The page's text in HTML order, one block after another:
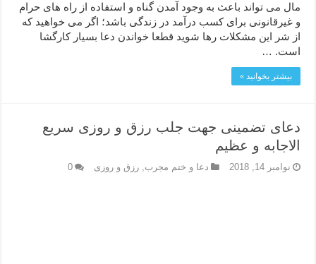
مال می تواند باعث به وجود آمدن گناه و استفاده از راه های حرام
و غیرقانونی برای کسب درآمد در زندگی باشد؛ اگر می خواهید که
از شر این مشکلات رها شوید قطعا خواندن دعا بسیار کارگشا
است. …
بیشتر بخوانید »
دعای تضمینی جهت جلب رزق و روزی سریع
الاجابه و عظیم
نوامبر 14, 2018 دعا و ختم مجرب,رزق و روزی 0